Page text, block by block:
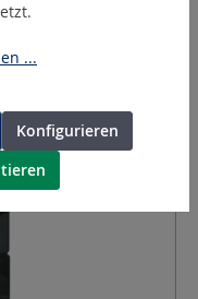
...
Konfigurieren